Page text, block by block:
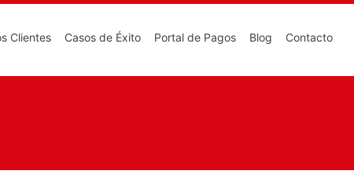
Clientes Casos de Éxito Portal de Pagos Blog Contacto